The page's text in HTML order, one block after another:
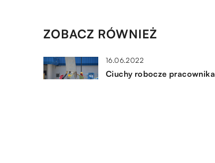
ZOBACZ RÓWNIEŻ
16.06.2022
Ciuchy robocze pracownika